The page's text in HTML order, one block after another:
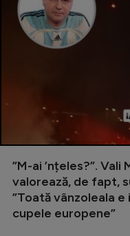
”M-ai ’nțeles?”.
valorează, de fapt,
”Toată vânzoleala
cupele europene”